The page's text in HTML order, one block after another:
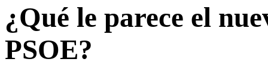
¿Qué le parece el
PSOE?